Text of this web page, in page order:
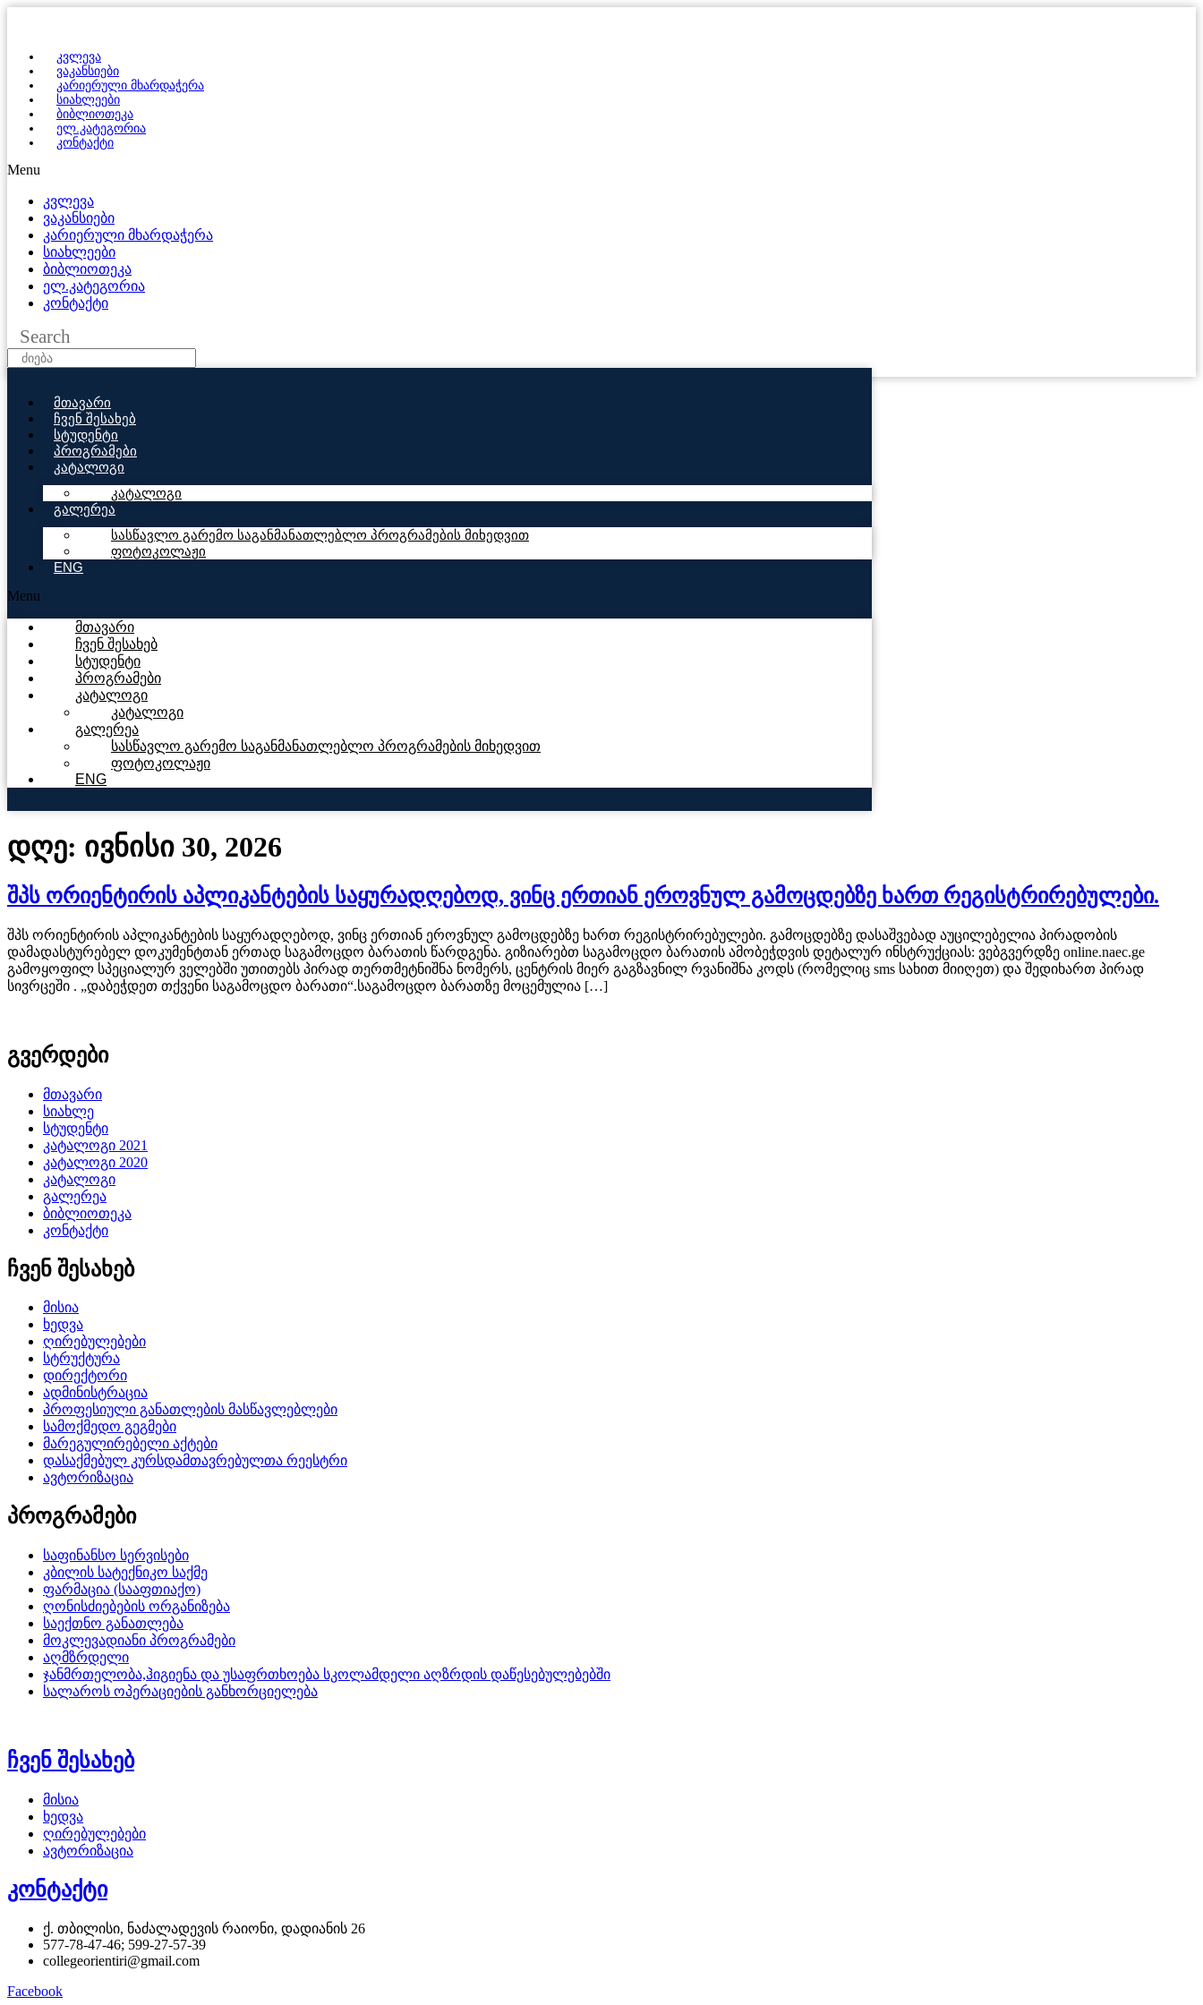
კვლევა
ვაკანსიები
კარიერული მხარდაჭერა
სიახლეები
ბიბლიოთეკა
ელ.კატეგორია
კონტაქტი
Menu
კვლევა
ვაკანსიები
კარიერული მხარდაჭერა
სიახლეები
ბიბლიოთეკა
ელ.კატეგორია
კონტაქტი
Search
მთავარი
ჩვენ შესახებ
სტუდენტი
პროგრამები
კატალოგი
კატალოგი
გალერეა
სასწავლო გარემო საგანმანათლებლო პროგრამების მიხედვით
ფოტოკოლაჟი
ENG
Menu
მთავარი
ჩვენ შესახებ
სტუდენტი
პროგრამები
კატალოგი
კატალოგი
გალერეა
სასწავლო გარემო საგანმანათლებლო პროგრამების მიხედვით
ფოტოკოლაჟი
ENG
დღე: ივნისი 30, 2026
შპს ორიენტირის აპლიკანტების საყურადღებოდ, ვინც ერთიან ეროვნულ გამოცდებზე ხართ რეგისტრირებულები.
შპს ორიენტირის აპლიკანტების საყურადღებოდ, ვინც ერთიან ეროვნულ გამოცდებზე ხართ რეგისტრირებულები. გამოცდებზე დასაშვებად აუცილებელია პირადობის
დამადასტურებელ დოკუმენტთან ერთად საგამოცდო ბარათის წარდგენა. გიზიარებთ საგამოცდო ბარათის ამობეჭდვის დეტალურ ინსტრუქციას: ვებგვერდზე online.naec.ge
გამოყოფილ სპეციალურ ველებში უთითებს პირად თერთმეტნიშნა ნომერს, ცენტრის მიერ გაგზავნილ რვანიშნა კოდს (რომელიც sms სახით მიიღეთ) და შედიხართ პირად
სივრცეში . „დაბეჭდეთ თქვენი საგამოცდო ბარათი“.საგამოცდო ბარათზე მოცემულია […]
გვერდები
მთავარი
სიახლე
სტუდენტი
კატალოგი 2021
კატალოგი 2020
კატალოგი
გალერეა
ბიბლიოთეკა
კონტაქტი
ჩვენ შესახებ
მისია
ხედვა
ღირებულებები
სტრუქტურა
დირექტორი
ადმინისტრაცია
პროფესიული განათლების მასწავლებლები
სამოქმედო გეგმები
მარეგულირებელი აქტები
დასაქმებულ კურსდამთავრებულთა რეესტრი
ავტორიზაცია
პროგრამები
საფინანსო სერვისები
კბილის სატექნიკო საქმე
ფარმაცია (სააფთიაქო)
ღონისძიებების ორგანიზება
საექთნო განათლება
მოკლევადიანი პროგრამები
აღმზრდელი
ჯანმრთელობა,ჰიგიენა და უსაფრთხოება სკოლამდელი აღზრდის დაწესებულებებში
სალაროს ოპერაციების განხორციელება
ჩვენ შესახებ
მისია
ხედვა
ღირებულებები
ავტორიზაცია
კონტაქტი
ქ. თბილისი, ნაძალადევის რაიონი, დადიანის 26
577-78-47-46; 599-27-57-39
collegeorientiri@gmail.com
Facebook